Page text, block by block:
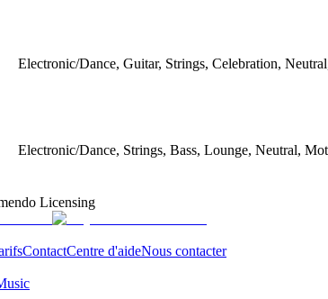
Electronic/Dance, Guitar, Strings, Celebration,
Electronic/Dance, Strings, Bass, Lounge, Neutral,
Licensing
ContactCentre d'aideNous contacter